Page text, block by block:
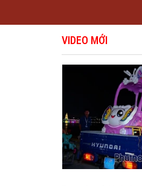
VIDEO MỚI